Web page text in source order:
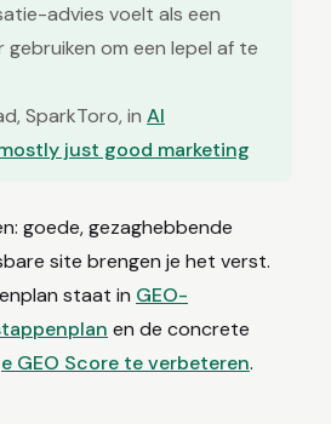
advies voelt als een
gebruiken om een lepel af te
SparkToro, in AI
just good marketing
goede, gezaghebbende
site brengen je het verst.
staat in GEO-
en de concrete
GEO Score te verbeteren.